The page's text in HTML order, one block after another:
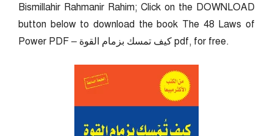
Bismillahir Rahmanir Rahim; Click on the DOWNLOAD
button below to download the book The 48 Laws of
Power PDF – كيف تمسك بزمام القوة pdf, for free.